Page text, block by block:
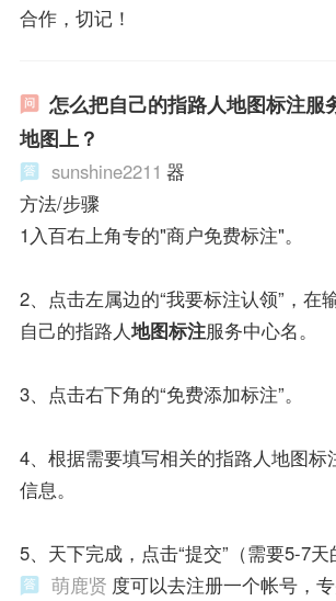
合作，切记！
怎么把自己的指路人地图标注服
地图上？
sunshine2211 器
方法/步骤
1入百右上角专的"商户免费标注"。
2、点击左属边的“我要标注认领”，在
自己的指路人地图标注服务中心名。
3、点击右下角的“免费添加标注”。
4、根据需要填写相关的指路人地图标
信息。
5、天下完成，点击“提交”（需要5-7天
萌鹿贤 度可以去注册一个帐号，